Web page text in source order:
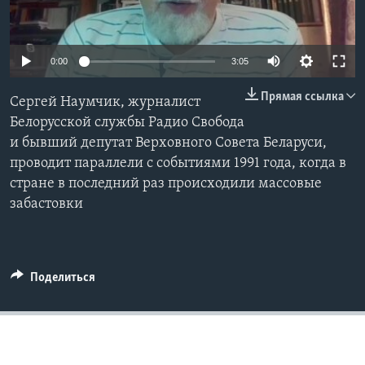
Learning English
Языки
0:00 3:05
Прямая ссылка
Сергей Наумчик, журналист
Белорусской службы Радио Свобода
и бывший депутат Верховного Совета Беларуси,
проводит параллели с событиями 1991 года, когда в
стране в последний раз происходили массовые
забастовки
Поделиться